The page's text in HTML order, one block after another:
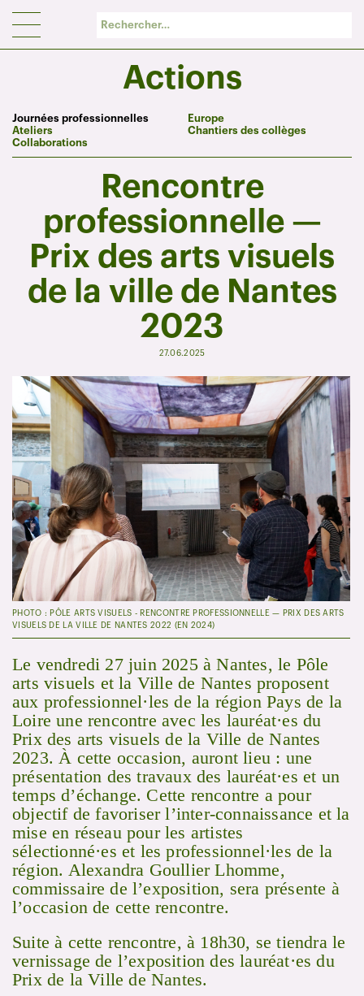
Actions
Journées professionnelles
Ateliers
Collaborations
Europe
Chantiers des collèges
Rencontre
professionnelle —
Prix des arts visuels
de la ville de Nantes
2023
27.06.2025
PHOTO : PÔLE ARTS VISUELS - RENCONTRE PROFESSIONNELLE — PRIX DES ARTS
VISUELS DE LA VILLE DE NANTES 2022 (EN 2024)
Le vendredi 27 juin 2025 à Nantes, le Pôle
arts visuels et la Ville de Nantes proposent
aux professionnel·les de la région Pays de la
Loire une rencontre avec les lauréat·es du
Prix des arts visuels de la Ville de Nantes
2023. À cette occasion, auront lieu : une
présentation des travaux des lauréat·es et un
temps d’échange. Cette rencontre a pour
objectif de favoriser l’inter-connaissance et la
mise en réseau pour les artistes
sélectionné·es et les professionnel·les de la
région. Alexandra Goullier Lhomme,
commissaire de l’exposition, sera présente à
l’occasion de cette rencontre.
Suite à cette rencontre, à 18h30, se tiendra le
vernissage de l’exposition des lauréat·es du
Prix de la Ville de Nantes.